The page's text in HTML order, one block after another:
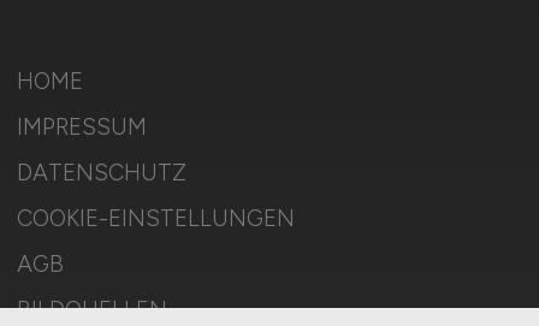
HOME
IMPRESSUM
DATENSCHUTZ
COOKIE-EINSTELLUNGEN
AGB
BILDQUELLEN